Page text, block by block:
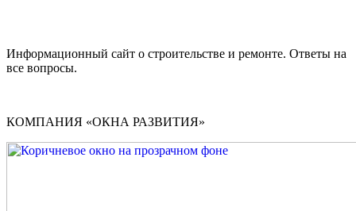
Информационный сайт о строительстве и ремонте. Ответы на
все вопросы.
КОМПАНИЯ «ОКНА РАЗВИТИЯ»